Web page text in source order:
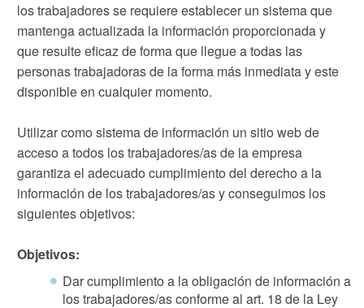
los trabajadores se requiere establecer un sistema que
mantenga actualizada la información proporcionada y
que resulte eficaz de forma que llegue a todas las
personas trabajadoras de la forma más inmediata y este
disponible en cualquier momento.
Utilizar como sistema de información un sitio web de
acceso a todos los trabajadores/as de la empresa
garantiza el adecuado cumplimiento del derecho a la
información de los trabajadores/as y conseguimos los
siguientes objetivos:
Objetivos:
Dar cumplimiento a la obligación de información a
los trabajadores/as conforme al art. 18 de la Ley